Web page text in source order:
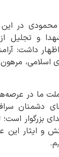
در
و تجلیل
داشت:
اسلامی،
ما در
دشمنان
بزرگوار
و ایثار این